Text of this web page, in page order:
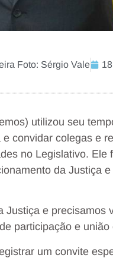
Foto: Sérgio Vale
utilizou seu
convidar colegas e
no Legislativo. Ele
da Justiça
Justiça e precisamos
participação e união
um convite